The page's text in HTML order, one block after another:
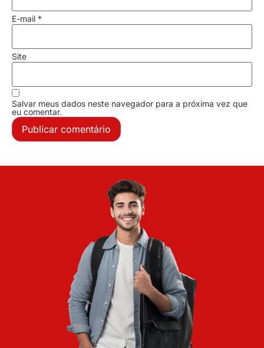
E-mail *
Site
Salvar meus dados neste navegador para a próxima vez que
eu comentar.